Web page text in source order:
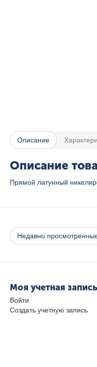
Описание
Описание
Прямой латунный
Недавно
Моя учетная запись
Войти
Создать учетную запись